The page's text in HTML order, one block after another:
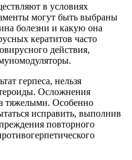
в условиях
могут быть выбраны
болезни и какую она
кератитов часто
действия,
герпеса, нельзя
Осложнения
тяжелыми. Особенно
исправить, выполнив
повторного